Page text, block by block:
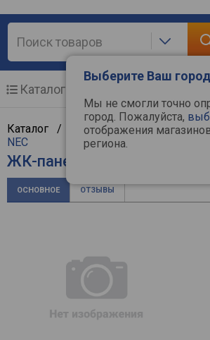
Выберите Ваш город
Мы не смогли точно
город. Пожалуйста,
отображения
региона.
Каталог
Каталог / Компьютерная техника
NEC
ЖК-панель NEC M431
ОСНОВНОЕ ОТЗЫВЫ